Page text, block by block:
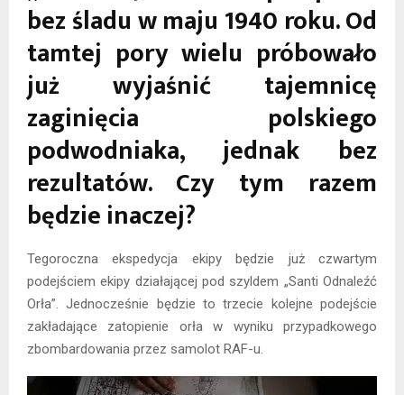
bez śladu w maju 1940 roku. Od
tamtej pory wielu próbowało
już wyjaśnić tajemnicę
zaginięcia polskiego
podwodniaka, jednak bez
rezultatów. Czy tym razem
będzie inaczej?
Tegoroczna ekspedycja ekipy będzie już czwartym
podejściem ekipy działającej pod szyldem „Santi Odnaleźć
Orła”. Jednocześnie będzie to trzecie kolejne podejście
zakładające zatopienie orła w wyniku przypadkowego
zbombardowania przez samolot RAF-u.